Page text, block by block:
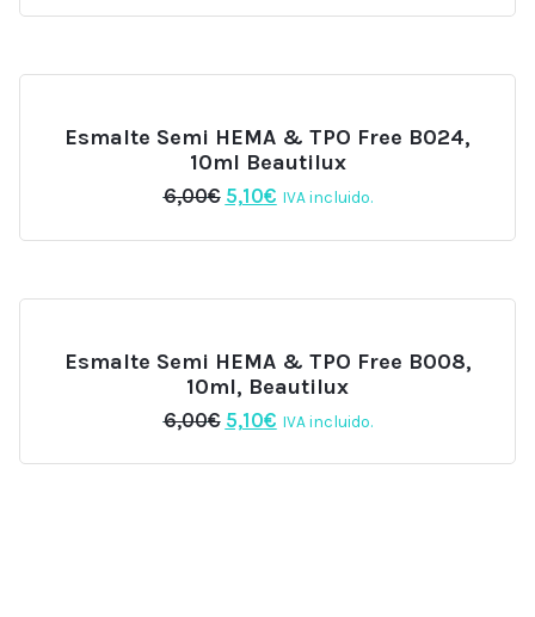
originalactual
Esmalte Semi HEMA & TPO Free B024,
10ml Beautilux
6,00€ El
original
5,10€El
actual
IVA incluido.
Esmalte Semi HEMA & TPO Free B008,
10ml, Beautilux
6,00€ El
original
5,10€El
actual
IVA incluido.